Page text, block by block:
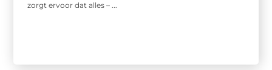
zorgt ervoor dat alles – ...